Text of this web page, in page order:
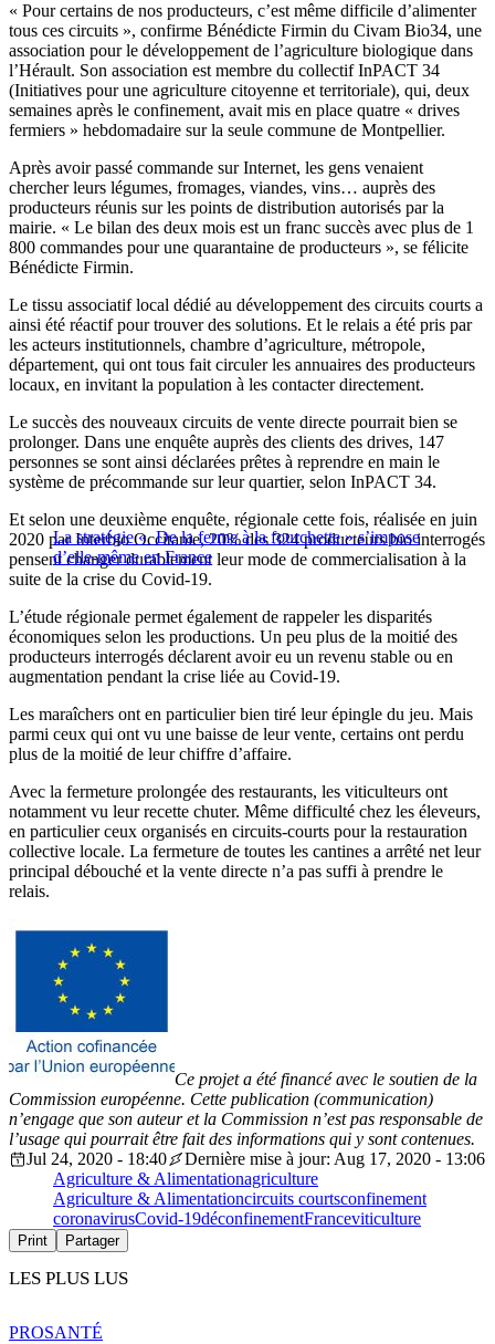
« Pour certains de nos producteurs, c’est même difficile d’alimenter
tous ces circuits », confirme Bénédicte Firmin du Civam Bio34, une
association pour le développement de l’agriculture biologique dans
l’Hérault. Son association est membre du collectif InPACT 34
(Initiatives pour une agriculture citoyenne et territoriale), qui, deux
semaines après le confinement, avait mis en place quatre « drives
fermiers » hebdomadaire sur la seule commune de Montpellier.
Après avoir passé commande sur Internet, les gens venaient
chercher leurs légumes, fromages, viandes, vins… auprès des
producteurs réunis sur les points de distribution autorisés par la
mairie. « Le bilan des deux mois est un franc succès avec plus de 1
800 commandes pour une quarantaine de producteurs », se félicite
Bénédicte Firmin.
Le tissu associatif local dédié au développement des circuits courts a
ainsi été réactif pour trouver des solutions. Et le relais a été pris par
les acteurs institutionnels, chambre d’agriculture, métropole,
département, qui ont tous fait circuler les annuaires des producteurs
locaux, en invitant la population à les contacter directement.
Le succès des nouveaux circuits de vente directe pourrait bien se
prolonger. Dans une enquête auprès des clients des drives, 147
personnes se sont ainsi déclarées prêtes à reprendre en main le
système de précommande sur leur quartier, selon InPACT 34.
La stratégie « De la ferme à la fourchette » s’impose
d’elle-même en France
Et selon une deuxième enquête, régionale cette fois, réalisée en juin
2020 par Interbio Occitanie, 20% des 324 producteurs bio interrogés
pensent changer durablement leur mode de commercialisation à la
suite de la crise du Covid-19.
L’étude régionale permet également de rappeler les disparités
économiques selon les productions. Un peu plus de la moitié des
producteurs interrogés déclarent avoir eu un revenu stable ou en
augmentation pendant la crise liée au Covid-19.
Les maraîchers ont en particulier bien tiré leur épingle du jeu. Mais
parmi ceux qui ont vu une baisse de leur vente, certains ont perdu
plus de la moitié de leur chiffre d’affaire.
Avec la fermeture prolongée des restaurants, les viticulteurs ont
notamment vu leur recette chuter. Même difficulté chez les éleveurs,
en particulier ceux organisés en circuits-courts pour la restauration
collective locale. La fermeture de toutes les cantines a arrêté net leur
principal débouché et la vente directe n’a pas suffi à prendre le
relais.
Ce projet a été financé avec le soutien de la
Commission européenne. Cette publication (communication)
n’engage que son auteur et la Commission n’est pas responsable de
l’usage qui pourrait être fait des informations qui y sont contenues.
Jul 24, 2020 - 18:40
Dernière mise à jour: Aug 17, 2020 - 13:06
Agriculture & Alimentationagriculture
Agriculture & Alimentationcircuits courtsconfinement
coronavirusCovid-19déconfinementFranceviticulture
Print Partager
LES PLUS LUS
PROSANTÉ